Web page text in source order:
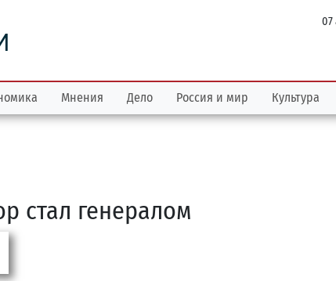
07
Мнения Дело Россия и мир Культура
стал генералом